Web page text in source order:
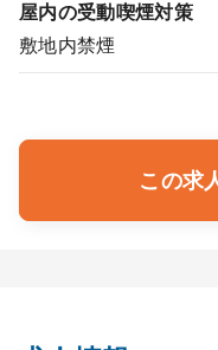
屋内の受動喫煙対策
敷地内禁煙
この求